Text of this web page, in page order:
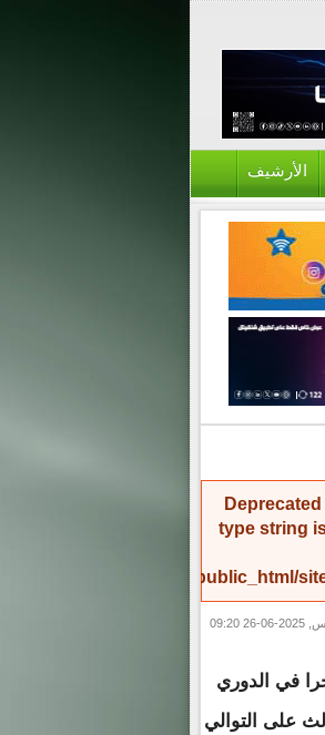
الأرشيف
type string
/home/amicinf1/public_html/
09:20
في الدوري
على التوالي